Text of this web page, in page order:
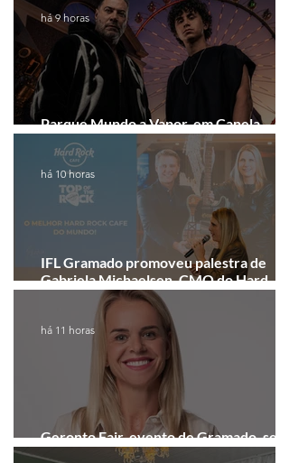
Parque Mundo a Vapor, em Canela,
recebe festival eletrônico em agosto
há 9 horas
IFL Gramado promoveu palestra de
Gabriela Michaelsen, CMO do Hard
Rock Cafe Gramado
há 10 horas
Geronto Fair, evento de Gramado, será
realizada em formato digital
há 11 horas